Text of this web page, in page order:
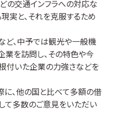
の交通インフラへの対応な
実と、それを克服するため
ど、中予では観光や一般機
業を訪問し、その特色や今
付いた企業の力強さなどを
に、他の国と比べて多額の借
て多数のご意見をいただい